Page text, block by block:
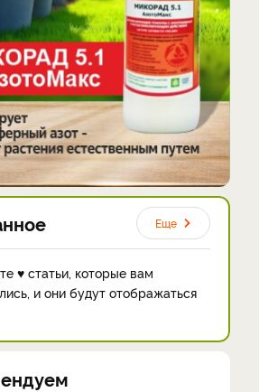
Еще
♥ статьи, которые вам
и они будут отображаться